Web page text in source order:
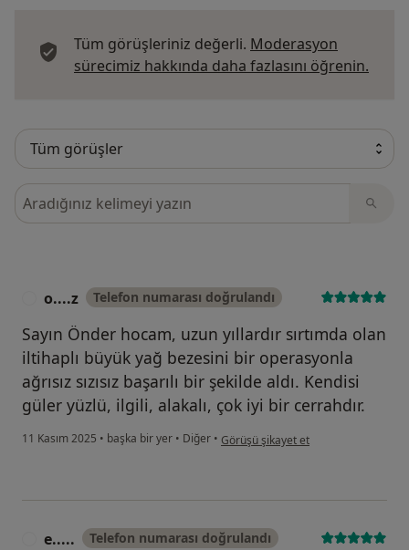
Tüm görüşleriniz değerli. Moderasyon
sürecimiz hakkında daha fazlasını öğrenin.
Görüşler içerisinde ara
o....z Telefon numarası doğrulandı
Sayın Önder hocam, uzun yıllardır sırtımda olan
iltihaplı büyük yağ bezesini bir operasyonla
ağrısız sızısız başarılı bir şekilde aldı. Kendisi
güler yüzlü, ilgili, alakalı, çok iyi bir cerrahdır.
11 Kasım 2025 • başka bir yer • Diğer • kullanıcının görüşüne göre o....z
Görüşü şikayet et
e..... Telefon numarası doğrulandı